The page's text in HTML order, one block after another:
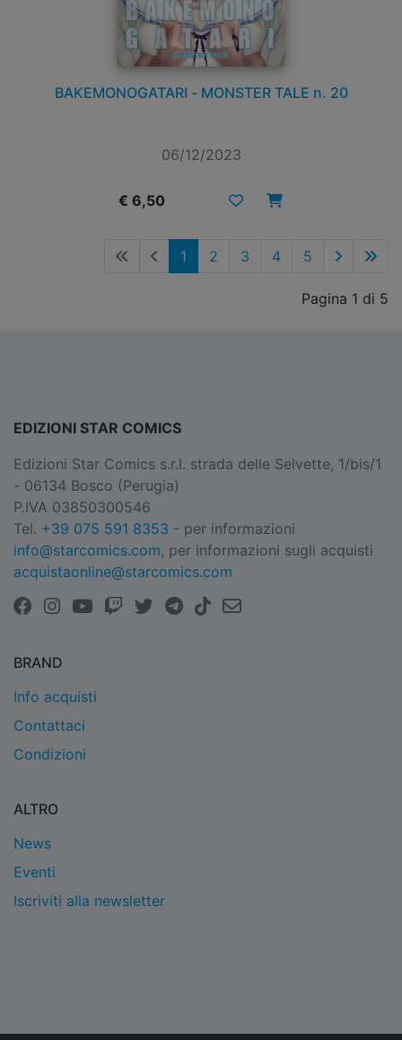
BAKEMONOGATARI - MONSTER TALE n. 20
06/12/2023
€ 6,50
1 2 3 4 5
Pagina 1 di 5
EDIZIONI STAR COMICS
Edizioni Star Comics s.r.l. strada delle Selvette, 1/bis/1
- 06134 Bosco (Perugia)
P.IVA 03850300546
Tel. +39 075 591 8353 - per informazioni
info@starcomics.com, per informazioni sugli acquisti
acquistaonline@starcomics.com
BRAND
Info acquisti
Contattaci
Condizioni
ALTRO
News
Eventi
Iscriviti alla newsletter